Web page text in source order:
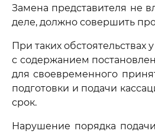
Замена представителя не
деле, должно совершить
При таких
с содержанием
для своевременного
подготовки и подачи
срок.
Нарушение порядка